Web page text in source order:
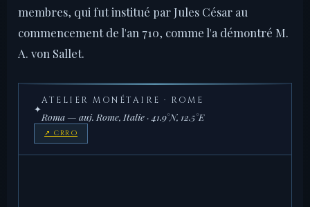
membres, qui fut institué par Jules César au
commencement de l'an 710, comme l'a démontré M.
A. von Sallet.
✦
ATELIER MONÉTAIRE · ROME
Roma — auj. Rome, Italie · 41.9°N, 12.5°E
↗ CRRO